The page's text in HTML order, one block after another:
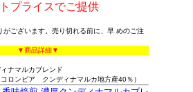
プライスでご提供
がございます。売り切れる前に、早 めのご注
▼商品詳細▼
ナマルカブレンド
ロンビア クンディナマルカ地方産40％）